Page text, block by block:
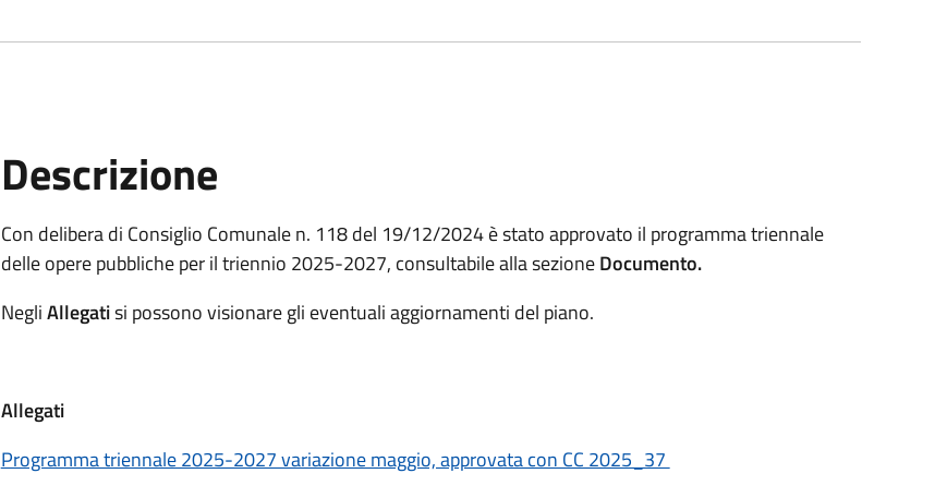
Descrizione
Con delibera di Consiglio Comunale n. 118 del 19/12/2024 è stato approvato il programma triennale
delle opere pubbliche per il triennio 2025-2027, consultabile alla sezioneDocumento.
NegliAllegatisi possono visionare gli eventuali aggiornamenti del piano.
Allegati
Programma triennale 2025-2027 variazione maggio, approvata con CC 2025_37